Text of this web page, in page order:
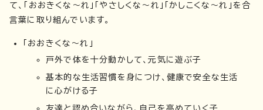
て、「おおきくな〜れ」「やさしくな〜れ」「かしこくな〜れ」を合
言葉に取り組んでいます。
「おおきくな～れ」
戸外で体を十分動かして、元気に遊ぶ子
基本的な生活習慣を身につけ、健康で安全な生活
に心がける子
友達と認め合いながら、自己を高めていく子